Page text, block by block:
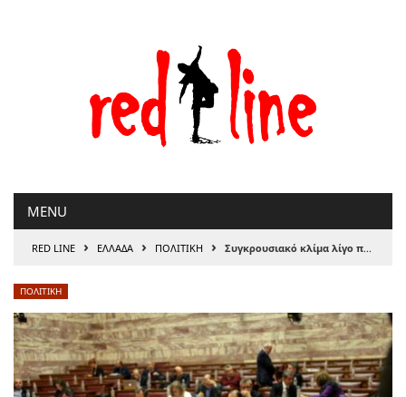
MENU
RED LINE › ΕΛΛΑΔΑ › ΠΟΛΙΤΙΚΗ › Συγκρουσιακό κλίμα λίγο πριν τη ψηφοφορία
ΠΟΛΙΤΙΚΗ